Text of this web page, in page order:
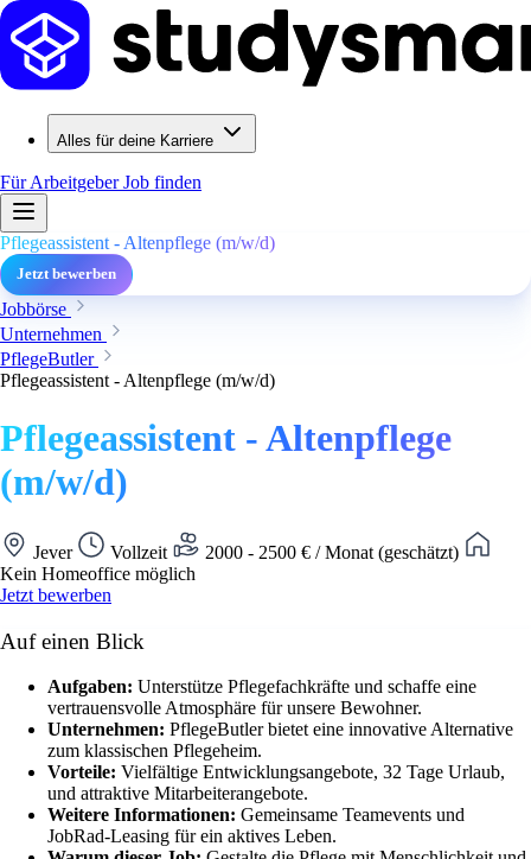
Alles für deine Karriere
Für ArbeitgeberJob finden
Pflegeassistent - Altenpflege (m/w/d)
Jetzt bewerben
Jobbörse
Unternehmen
PflegeButler
Pflegeassistent - Altenpflege (m/w/d)
Pflegeassistent - Altenpflege
(m/w/d)
Jever Vollzeit
2000 - 2500 € / Monat (geschätzt)
Kein Homeoffice möglich
Jetzt bewerben
Auf einen Blick
Aufgaben: Unterstütze Pflegefachkräfte und schaffe eine
vertrauensvolle Atmosphäre für unsere Bewohner.
Unternehmen: PflegeButler bietet eine innovative Alternative
zum klassischen Pflegeheim.
Vorteile: Vielfältige Entwicklungsangebote, 32 Tage Urlaub,
und attraktive Mitarbeiterangebote.
Weitere Informationen: Gemeinsame Teamevents und
JobRad-Leasing für ein aktives Leben.